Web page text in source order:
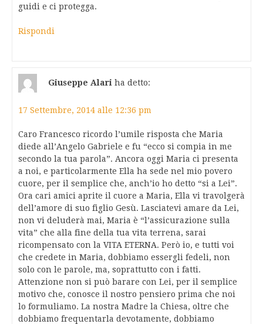
guidi e ci protegga.
Rispondi
Giuseppe Alari ha detto:
17 Settembre, 2014 alle 12:36 pm
Caro Francesco ricordo l’umile risposta che Maria
diede all’Angelo Gabriele e fu “ecco si compia in me
secondo la tua parola”. Ancora oggi Maria ci presenta
a noi, e particolarmente Ella ha sede nel mio povero
cuore, per il semplice che, anch’io ho detto “si a Lei”.
Ora cari amici aprite il cuore a Maria, Ella vi travolgerà
dell’amore di suo figlio Gesù. Lasciatevi amare da Lei,
non vi deluderà mai, Maria è “l’assicurazione sulla
vita” che alla fine della tua vita terrena, sarai
ricompensato con la VITA ETERNA. Però io, e tutti voi
che credete in Maria, dobbiamo essergli fedeli, non
solo con le parole, ma, soprattutto con i fatti.
Attenzione non si può barare con Lei, per il semplice
motivo che, conosce il nostro pensiero prima che noi
lo formuliamo. La nostra Madre la Chiesa, oltre che
dobbiamo frequentarla devotamente, dobbiamo